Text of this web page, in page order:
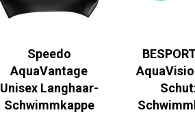
Speedo
AquaVantage
Unisex Langhaar-
Schwimmkappe
Schutz